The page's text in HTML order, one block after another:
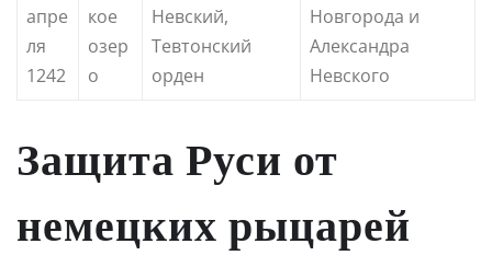
апре
ля
1242
кое
озер
о
Невский,
Тевтонский
орден
Новгорода и
Александра
Невского
Защита Руси от
немецких рыцарей